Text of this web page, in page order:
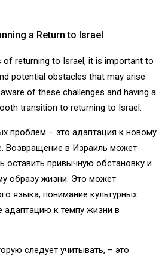
a Return to Israel
of returning to Israel, it is important to
potential obstacles that may arise
of these challenges and having a
transition to returning to Israel.
проблем – это адаптация к новому
Возвращение в Израиль может
оставить привычную обстановку и
образу жизни. Это может
языка, понимание культурных
к темпу жизни в
следует учитывать, – это